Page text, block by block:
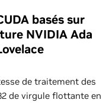
basés sur
NVIDIA Ada
de traitement des
de virgule flottante en